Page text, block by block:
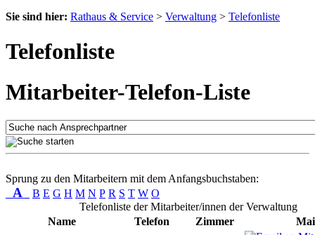
Sie sind hier: Rathaus & Service > Verwaltung > Telefonliste
Telefonliste
Mitarbeiter-Telefon-Liste
Sprung zu den Mitarbeitern mit dem Anfangsbuchstaben:
A B E G H M N P R S T W O
Telefonliste der Mitarbeiter/innen der Verwaltung
Name
Telefon Zimmer